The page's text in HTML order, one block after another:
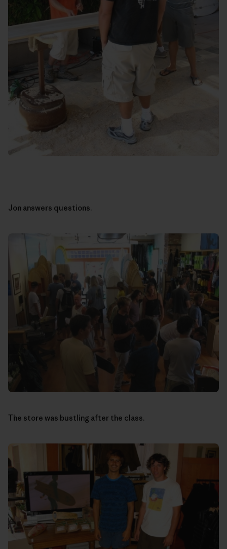
Jon answers questions.
The store was bustling after the class.